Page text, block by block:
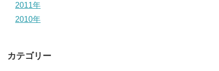
2011年
2010年
カテゴリー